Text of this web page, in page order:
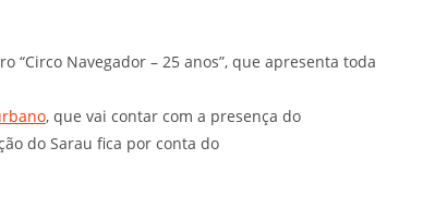
Navegador – 25 anos”, que apresenta toda
, que vai contar com a presença do
do Sarau fica por conta do